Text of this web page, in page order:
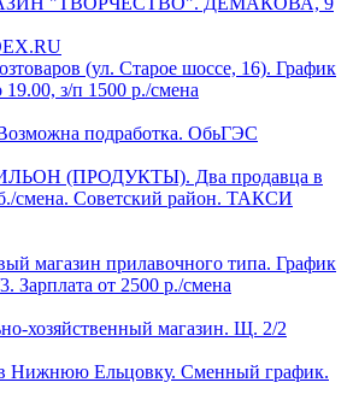
(ул. Старое шоссе, 16). График
з/п 1500 р./смена
подработка. ОбьГЭС
(ПРОДУКТЫ). Два продавца в
смена. Советский район. ТАКСИ
магазин прилавочного типа. График
Зарплата от 2500 р./смена
хозяйственный магазин. Щ. 2/2
в Нижнюю Ельцовку. Сменный график.